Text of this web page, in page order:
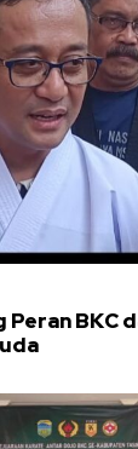
BKC